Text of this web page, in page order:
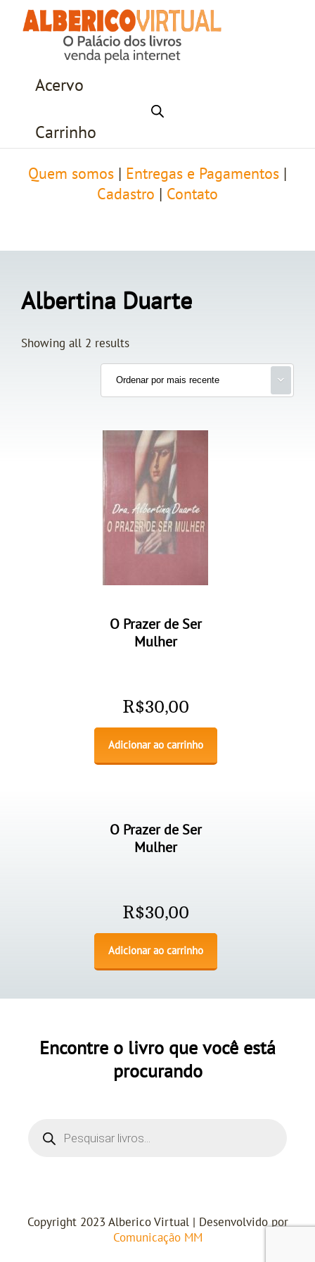
Acervo
Carrinho
Quem somos Entregas e Pagamentos
Cadastro
Contato
Albertina Duarte
Showing all 2 results
O Prazer de Ser
Mulher
R$30,00
Adicionar ao carrinho
O Prazer de Ser
Mulher
R$30,00
Adicionar ao carrinho
Encontre o livro que você está
procurando
Copyright 2023 Alberico Virtual | Desenvolvido por
Comunicação MM